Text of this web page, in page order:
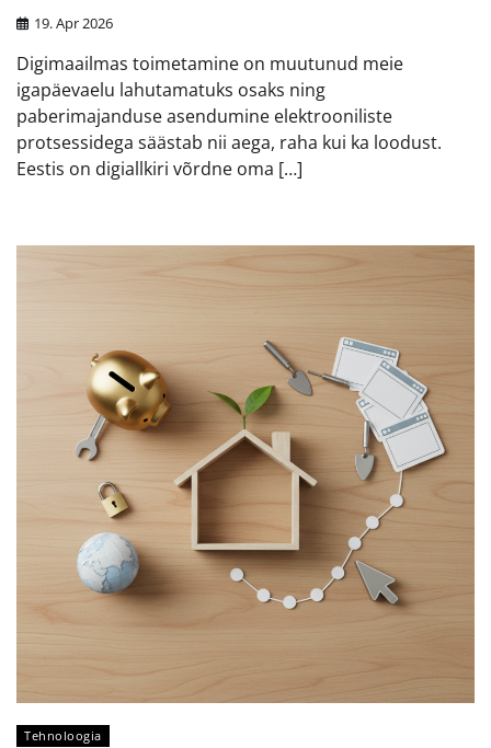
19. Apr 2026
Digimaailmas toimetamine on muutunud meie
igapäevaelu lahutamatuks osaks ning
paberimajanduse asendumine elektrooniliste
protsessidega säästab nii aega, raha kui ka loodust.
Eestis on digiallkiri võrdne oma […]
Tehnoloogia